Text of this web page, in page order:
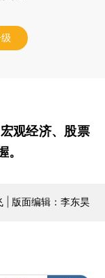
观经济、股票
| 版面编辑：李东昊